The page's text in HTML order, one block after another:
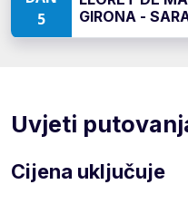
5
GIRONA -
Uvjeti
Cijena uključuje